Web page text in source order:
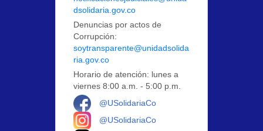
dsolidaria.gov.co
Denuncias por actos de
Corrupción:
soytransparente@unidadsolida
ria.gov.co
Horario de atención: lunes a
viernes 8:00 a.m. - 5:00 p.m.
@USolidariaCo
@USolidariaCo